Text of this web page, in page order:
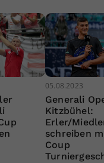
05.08.2023
Generali
Kitzbühel:
Erler/
schreiben
Coup